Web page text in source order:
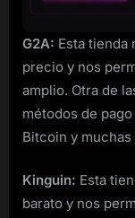
G2A: Esta tienda
precio y nos
amplio. Otra de
métodos de
Bitcoin y
Kinguin: Esta
barato y nos